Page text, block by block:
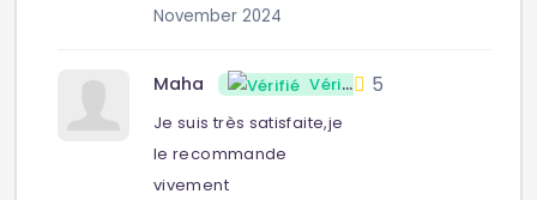
November 2024
Maha Vérifié 5
Je suis très satisfaite,je
le recommande
vivement